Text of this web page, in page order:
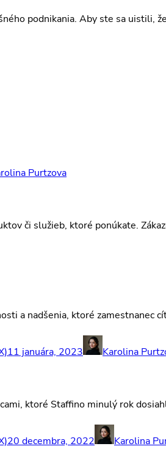
podnikania. Aby ste sa uistili,
Purtzova
či služieb, ktoré ponúkate.
a nadšenia, ktoré
11 januára, 2023
Karolina
ktoré Staffino minulý rok
20 decembra, 2022
Karolina